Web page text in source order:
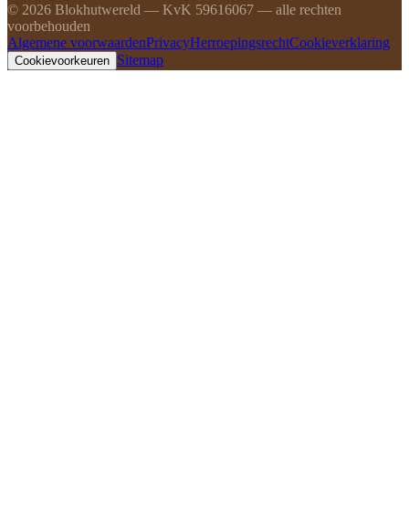
© 2026 Blokhutwereld — KvK 59616067 — alle rechten
voorbehouden
Algemene voorwaardenPrivacyHerroepingsrechtCookieverklaring
Cookievoorkeuren Sitemap